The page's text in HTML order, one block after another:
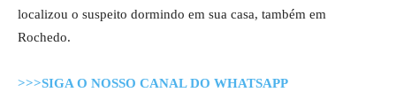
localizou o suspeito dormindo em sua casa, também em
Rochedo.
>>>SIGA O NOSSO CANAL DO WHATSAPP